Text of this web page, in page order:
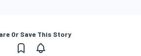
Or Save This Story